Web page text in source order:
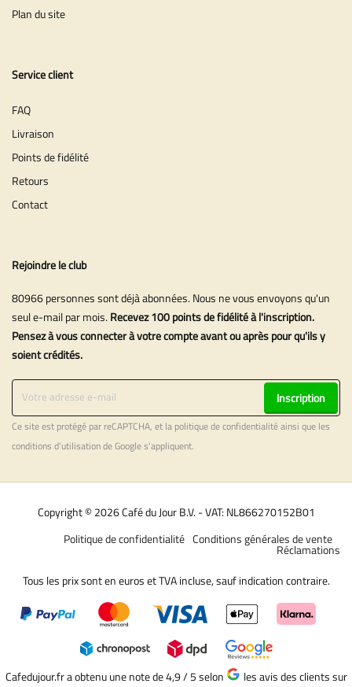
Plan du site
Service client
FAQ
Livraison
Points de fidélité
Retours
Contact
Rejoindre le club
80966 personnes sont déjà abonnées. Nous ne vous envoyons qu'un
seul e-mail par mois. Recevez 100 points de fidélité à l'inscription.
Pensez à vous connecter à votre compte avant ou après pour qu'ils y
soient crédités.
Inscription
Ce site est protégé par reCAPTCHA, et la politique de confidentialitéainsi que les
conditions d'utilisationde Google s'appliquent.
Copyright © 2026 Café du Jour B.V. - VAT: NL866270152B01
Conditions générales de vente
Politique de confidentialité
Réclamations
Tous les prix sont en euros et TVA incluse, sauf indication contraire.
Cafedujour.fr a obtenu une note de 4,9 / 5selon les avis des clients sur